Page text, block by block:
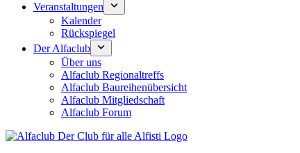
Veranstaltungen
Kalender
Rückspiegel
Der Alfaclub
Über uns
Alfaclub Regionaltreffs
Alfaclub Baureihenübersicht
Alfaclub Mitgliedschaft
Alfaclub Forum